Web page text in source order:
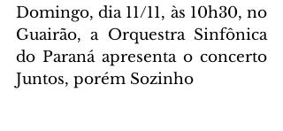
Domingo, dia 11/11, às 10h30, no
Guairão, a Orquestra Sinfônica
do Paraná apresenta o concerto
Juntos, porém Sozinho